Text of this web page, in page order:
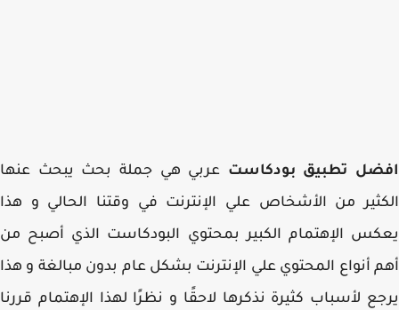
تطبيق بودكاستعربي هي جملة بحث يبحث عنها
من الأشخاص علي الإنترنت في وقتنا الحالي و هذا
الإهتمام الكبير بمحتوي البودكاست الذي أصبح من
أنواع المحتوي علي الإنترنت بشكل عام بدون مبالغة و هذا
لأسباب كثيرة نذكرها لاحقًا و نظرًا لهذا الإهتمام قررنا